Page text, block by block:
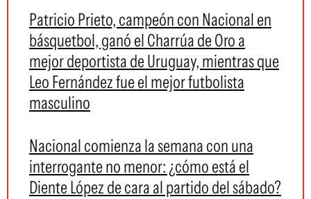
Patricio Prieto, campeón con Nacional en
básquetbol, ganó el Charrúa de Oro a
mejor deportista de Uruguay, mientras que
Leo Fernández fue el mejor futbolista
masculino
Nacional comienza la semana con una
interrogante no menor: ¿cómo está el
Diente López de cara al partido del sábado?